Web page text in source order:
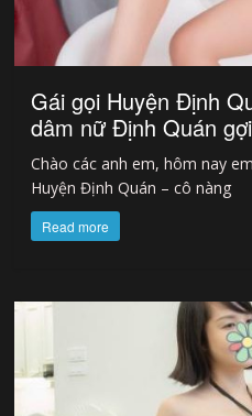
Gái gọi Huyện Định
dâm nữ Định Quán
Chào các anh em, hôm nay
Huyện Định Quán – cô nàng
Read more